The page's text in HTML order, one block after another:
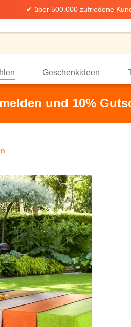
✔ über 500.000 zufriedene
Geschenkideen
und 10%